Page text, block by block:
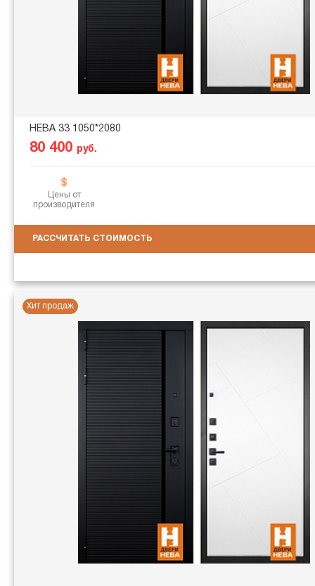
НЕВА 33 1050*2080
80 400 руб.
Цены от
производителя
РАССЧИТАТЬ СТОИМОСТЬ
Хит продаж